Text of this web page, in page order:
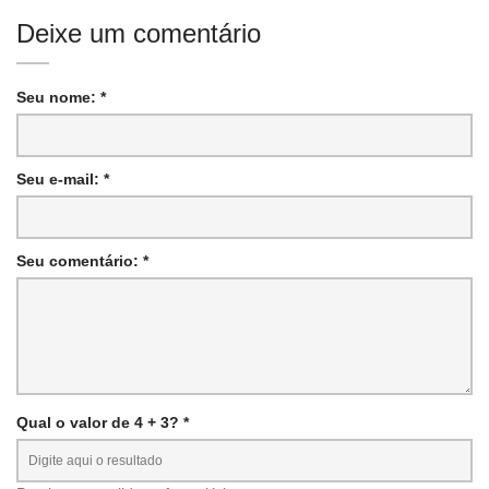
Deixe um comentário
Seu nome: *
Seu e-mail: *
Seu comentário: *
Qual o valor de 4 + 3? *